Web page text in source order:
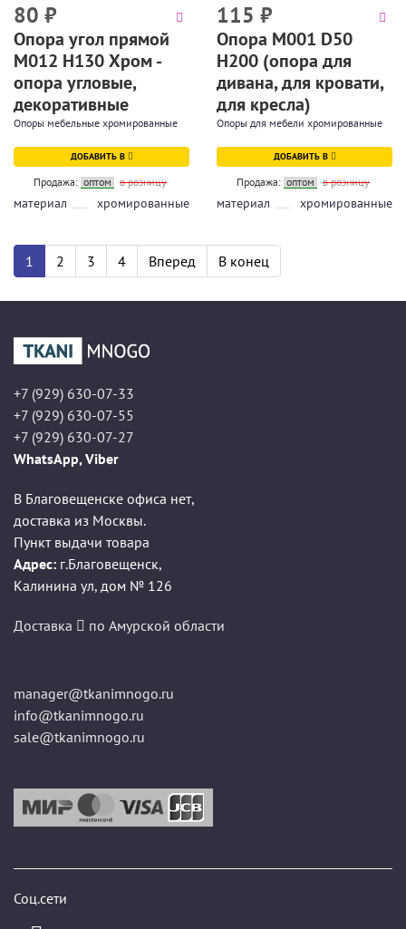
80 ₽
Опора угол прямой
М012 Н130 Хром -
опора угловые,
декоративные
Опоры мебельные хромированные
ДОБАВИТЬ В
Продажа: оптом в розницу
материал хромированные
115 ₽
Опора М001 D50
H200 (опора для
дивана, для кровати,
для кресла)
Опоры для мебели хромированные
ДОБАВИТЬ В
Продажа: оптом в розницу
материал хромированные
1 2 3 4 Вперед В конец
+7 (929) 630-07-33
+7 (929) 630-07-55
+7 (929) 630-07-27
WhatsApp, Viber
В Благовещенске офиса нет,
доставка из Москвы.
Пункт выдачи товара
Адрес: г.Благовещенск,
Калинина ул, дом № 126
Доставка по Амурской области
manager@tkanimnogo.ru
info@tkanimnogo.ru
sale@tkanimnogo.ru
Соц.сети